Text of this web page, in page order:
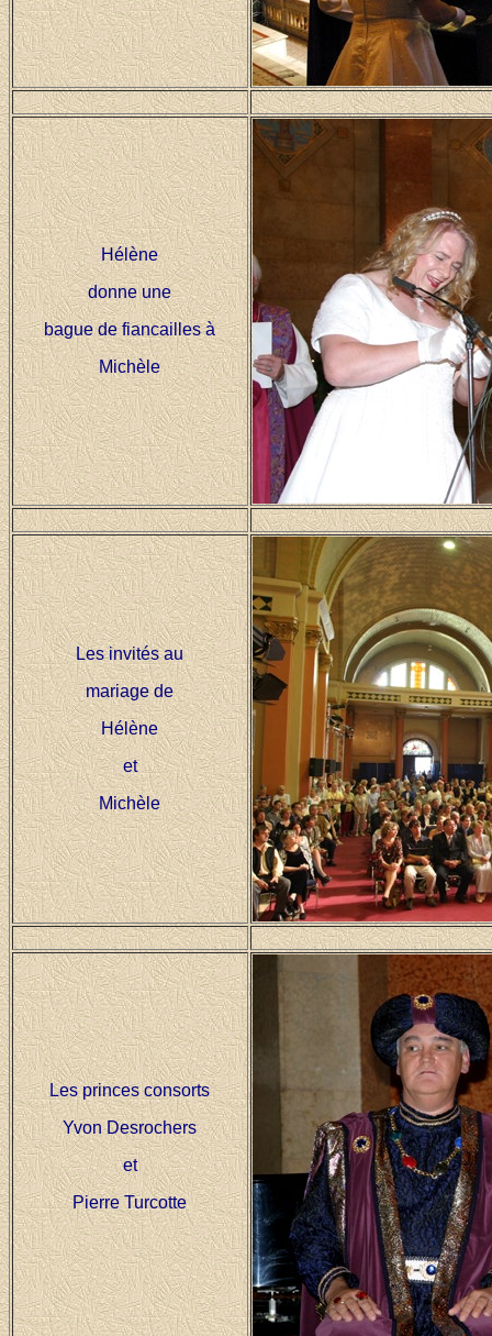
Hélène
donne une
bague de fiancailles à
Michèle
Les invités au
mariage de
Hélène
et
Michèle
Les princes consorts
Yvon Desrochers
et
Pierre Turcotte